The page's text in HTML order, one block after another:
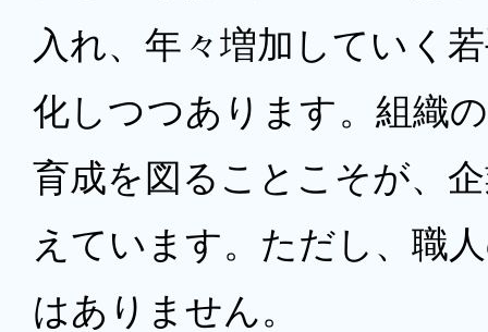
入れ、年々増加していく
化しつつあります。組織
育成を図ることこそが、
えています。ただし、職
はありません。